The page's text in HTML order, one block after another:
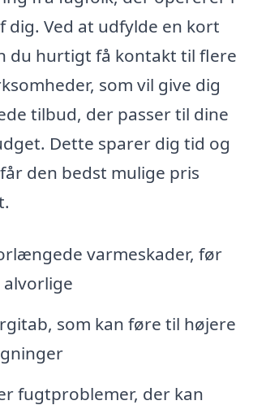
Ved at udfylde en kort
du hurtigt få kontakt til flere
som vil give dig
tilbud, der passer til dine
Dette sparer dig tid og
den bedst mulige pris
varmeskader, før
som kan føre til højere
fugtproblemer, der kan